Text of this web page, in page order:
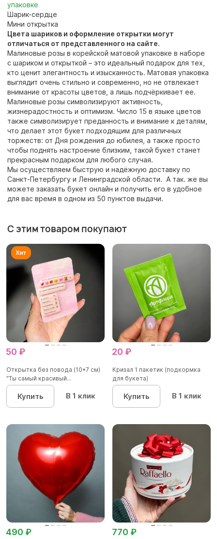
упаковке
Шарик-сердце
Мини открытка
Цвета шариков и оформление открытки могут
отличаться от представленного на сайте.
Малиновые розы в корейской матовой упаковке в наборе
с шариком и открыткой – это идеальный подарок для тех,
кто ценит элегантность и изысканность. Матовая упаковка
выглядит очень стильно и современно, но не отвлекает
внимание от красоты цветов, а лишь подчёркивает ее.
Малиновые розы символизируют активность,
жизнерадостность и оптимизм. Число 15 в языке цветов
также символизирует преданность и внимание к деталям,
что делает этот букет подходящим для различных
торжеств: от Дня рождения до юбилея, а также просто
чтобы поднять настроение близким, такой букет станет
прекрасным подарком для любого случая.
Мы осуществляем быструю и надёжную доставку по
Санкт-Петербургу и Ленинградской области. А так. же вы
можете заказать букет онлайн и получить его в удобное
для вас время в одном из 50 пунктов выдачи.
С этим товаром покупают
50 ₽
Открытка без повода (10*7 см)
"Ты самый красивый...
Купить В 1 клик
20 ₽
Кризал 1 пакетик (подкормка
для букета)
Купить В 1 клик
490 ₽ 770 ₽